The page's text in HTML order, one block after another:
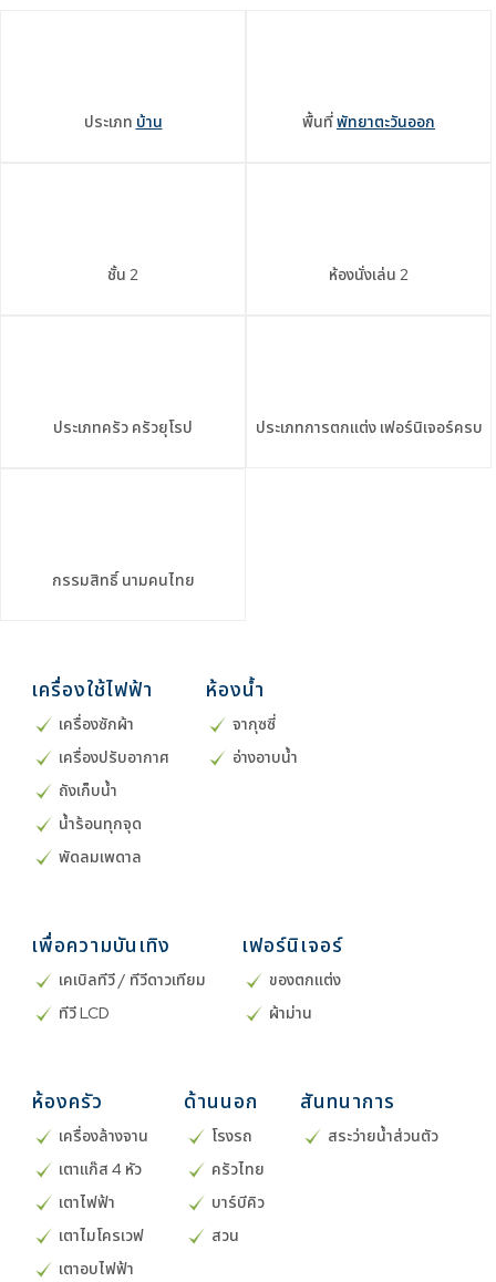
ประเภท บ้าน พื้นที่พัทยาตะวันออก
ชั้น 2 ห้องนั่งเล่น 2
ประเภทครัว ครัวยุโรป ประเภทการตกแต่ง เฟอร์นิเจอร์ครบ
กรรมสิทธิ์ นามคนไทย
เครื่องใช้ไฟฟ้า
เครื่องซักผ้า
เครื่องปรับอากาศ
ถังเก็บน้ำ
น้ำร้อนทุกจุด
พัดลมเพดาล
ห้องน้ำ
จากุซซี่
อ่างอาบน้ำ
เพื่อความบันเทิง
เคเบิลทีวี / ทีวีดาวเทียม
ทีวี LCD
เฟอร์นิเจอร์
ของตกแต่ง
ผ้าม่าน
ห้องครัว
เครื่องล้างจาน
เตาแก๊ส 4 หัว
เตาไฟฟ้า
เตาไมโครเวฟ
เตาอบไฟฟ้า
ด้านนอก
โรงรถ
ครัวไทย
บาร์บีคิว
สวน
สันทนาการ
สระว่ายน้ำส่วนตัว